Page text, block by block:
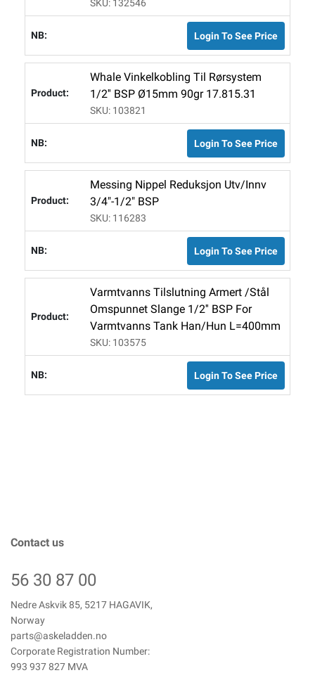
SKU: 132546
Login To See Price
Whale Vinkelkobling Til Rørsystem
1/2'' BSP Ø15mm 90gr 17.815.31
SKU: 103821
Login To See Price
Messing Nippel Reduksjon Utv/innv
3/4"-1/2" BSP
SKU: 116283
Login To See Price
Varmtvanns Tilslutning Armert /stål
Omspunnet Slange 1/2'' BSP For
Varmtvanns Tank Han/hun L=400mm
SKU: 103575
Login To See Price
Contact us
56 30 87 00
Nedre Askvik 85, 5217 HAGAVIK,
Norway
parts@askeladden.no
Corporate Registration Number:
993 937 827 MVA